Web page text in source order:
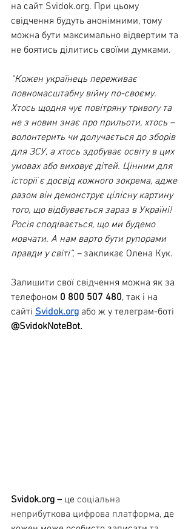
на сайт Svidok.org. При цьому
свідчення будуть анонімними, тому
можна бути максимально відвертим та
не боятись ділитись своїми думками.
“Кожен українець переживає
повномасштабну війну по-своєму.
Хтось щодня чує повітряну тривогу та
не з новин знає про прильоти, хтось –
волонтерить чи долучається до зборів
для ЗСУ, а хтось здобуває освіту в цих
умовах або виховує дітей. Цінним для
історії є досвід кожного зокрема, адже
разом він демонструє цілісну картину
того, що відбувається зараз в Україні!
Росія сподівається, що ми будемо
мовчати. А нам варто бути рупорами
правди у світі”, – закликає Олена Кук.
Залишити свої свідчення можна як за
телефоном 0 800 507 480, так і на
сайті Svidok.org або ж у телеграм-боті
@SvidokNoteBot.
Svidok.org – це соціальна
неприбуткова цифрова платформа, де